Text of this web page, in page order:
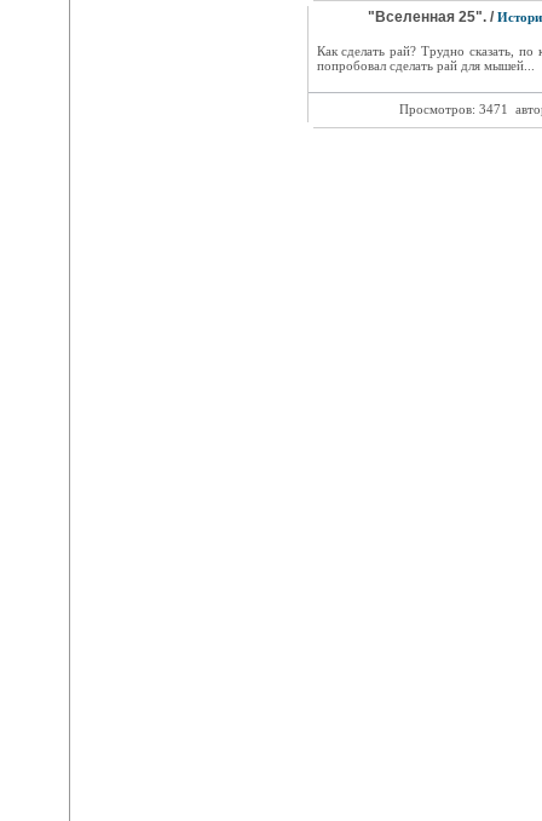
"Вселенная 25". /
Как сделать рай? Трудно сказать,
попробовал сделать рай для мышей...
Просмотров: 3471